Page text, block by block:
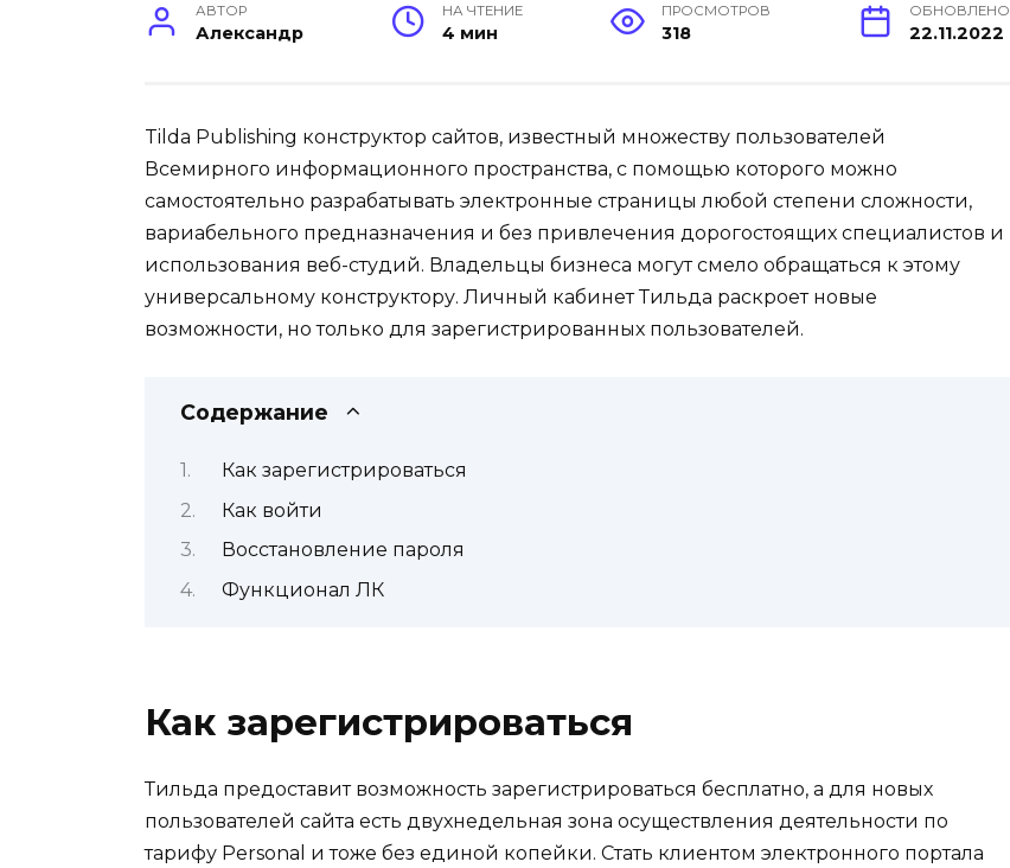
АВТОР
Александр
НА ЧТЕНИЕ
4 мин
ПРОСМОТРОВ
318
ОБНОВЛЕНО
22.11.2022
Tilda Publishing конструктор сайтов, известный множеству пользователей
Всемирного информационного пространства, с помощью которого можно
самостоятельно разрабатывать электронные страницы любой степени сложности,
вариабельного предназначения и без привлечения дорогостоящих специалистов и
использования веб-студий. Владельцы бизнеса могут смело обращаться к этому
универсальному конструктору. Личный кабинет Тильда раскроет новые
возможности, но только для зарегистрированных пользователей.
Содержание
Как зарегистрироваться
Как войти
Восстановление пароля
Функционал ЛК
Как зарегистрироваться
Тильда предоставит возможность зарегистрироваться бесплатно, а для новых
пользователей сайта есть двухнедельная зона осуществления деятельности по
тарифу Personal и тоже без единой копейки. Стать клиентом электронного портала